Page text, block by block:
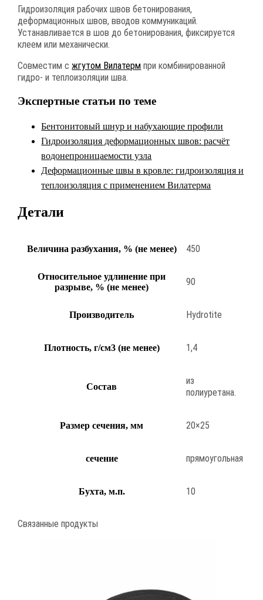
Гидроизоляция рабочих швов бетонирования,
деформационных швов, вводов коммуникаций.
Устанавливается в шов до бетонирования, фиксируется
клеем или механически.
Совместим сжгутом Вилатерм при комбинированной
гидро- и теплоизоляции шва.
Экспертные статьи по теме
Бентонитовый шнур и набухающие профили
Гидроизоляция деформационных швов: расчёт
водонепроницаемости узла
Деформационные швы в кровле: гидроизоляция и
теплоизоляция с применением Вилатерма
Детали
Величина разбухания, % (не менее) 450
Относительное удлинение при
разрыве, % (не менее)
90
Производитель Hydrotite
Плотность, г/см3 (не менее) 1,4
Состав
из
полиуретана.
Размер сечения, мм 20×25
сечение прямоугольная
Бухта, м.п. 10
Связанные продукты